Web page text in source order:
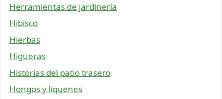
Herramientas de jardinería
Hibisco
Hierbas
Higueras
Historias del patio trasero
Hongos y líquenes